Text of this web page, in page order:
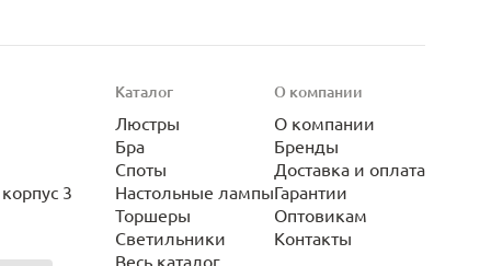
3
Каталог
Люстры
Бра
Споты
Настольные лампы
Торшеры
Светильники
Весь каталог
О компании
О компании
Бренды
Доставка и оплата
Гарантии
Оптовикам
Контакты